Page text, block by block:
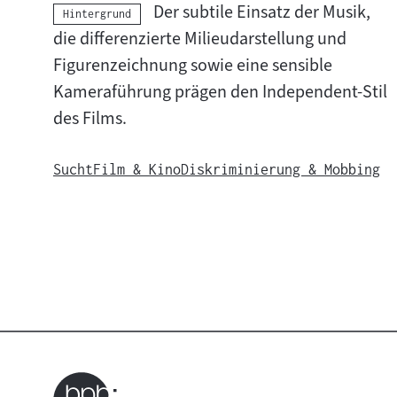
i
a
l
Kategorie:
Hintergrund
Der subtile Einsatz der Musik,
die differenzierte Milieudarstellung und
Figurenzeichnung sowie eine sensible
Kameraführung prägen den Independent-Stil
des Films.
SuchtFilm & KinoDiskriminierung & Mobbing